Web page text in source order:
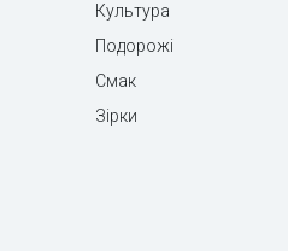
Культура
Подорожі
Смак
Зірки